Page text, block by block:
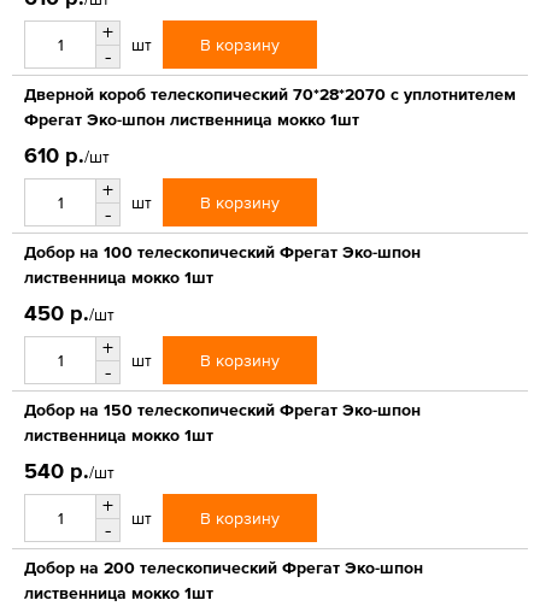
+
-
шт В корзину
Дверной короб телескопический 70*28*2070 с уплотнителем
Фрегат Эко-шпон лиственница мокко 1шт
610 р./шт
+
-
шт В корзину
Добор на 100 телескопический Фрегат Эко-шпон
лиственница мокко 1шт
450 р./шт
+
-
шт В корзину
Добор на 150 телескопический Фрегат Эко-шпон
лиственница мокко 1шт
540 р./шт
+
-
шт В корзину
Добор на 200 телескопический Фрегат Эко-шпон
лиственница мокко 1шт